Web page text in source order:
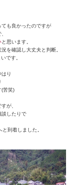
ても良かったのですが
と思います。
を確認し大丈夫と判断。
です。
り
(苦笑)
が、
談したりで
到着しました。